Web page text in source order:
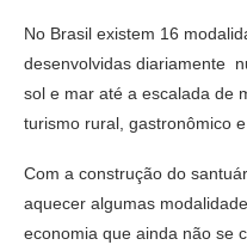
No Brasil existem 16
desenvolvidas diariamente
sol e mar até a escalada de
turismo rural, gastronômico e
Com a construção do
aquecer algumas
economia que ainda não se